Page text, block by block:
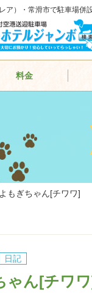
ア）・常滑市で駐車場併
料金
よもぎちゃん[チワワ]
日記
ゃん[チワ